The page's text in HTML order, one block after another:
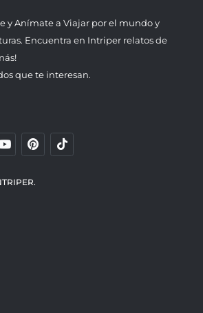
y Anímate a Viajar por el mundo y
Encuentra en Intriper relatos de
que te interesan.